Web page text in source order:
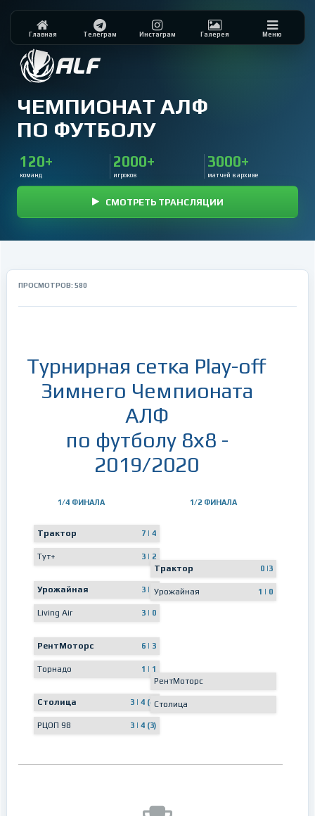
ЧЕМПИОНАТ АЛФ
ПО ФУТБОЛУ
120+
команд
2000+
игроков
3000+
матчей в архиве
СМОТРЕТЬ ТРАНСЛЯЦИИ
Главная Телеграм Инстаграм Галерея Меню
ПРОСМОТРОВ: 580
Турнирная сетка Play-off
Зимнего Чемпионата
АЛФ
по футболу 8х8 -
2019/2020
1/4 ФИНАЛА
Трактор 7 | 4
Тут+ 3 | 2
Урожайная 3 | 2
Living Air 3 | 0
РентМоторс 6 | 3
Торнадо 1 | 1
Столица 3 | 4 (4)
РЦОП 98 3 | 4 (3)
1/2 ФИНАЛА
Трактор 0 |3
Урожайная 1 | 0
РентМоторс
Столица